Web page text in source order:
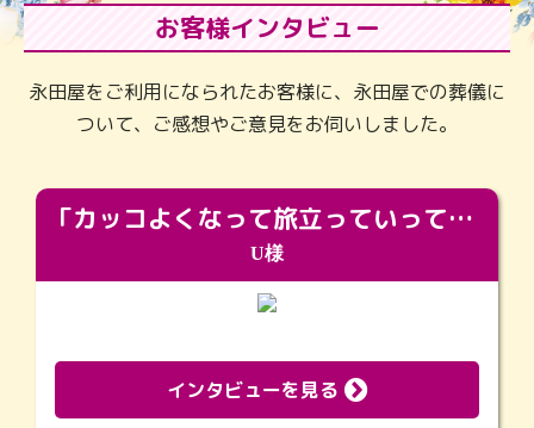
お客様インタビュー
永田屋をご利用になられたお客様に、永田屋での葬儀に
ついて、ご感想やご意見をお伺いしました。
「カッコよくなって旅立っていってくれました（笑）もっとカッコいいって言ってあげればよかったな」
U様
インタビューを見る